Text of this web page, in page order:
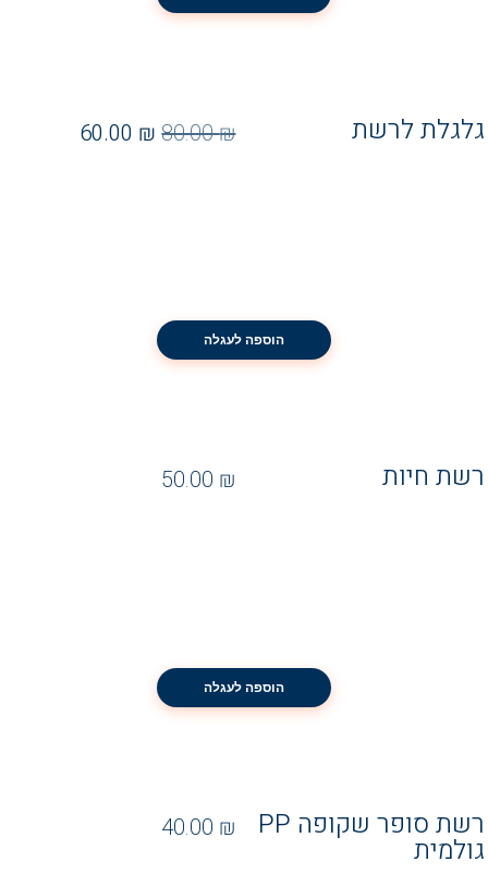
גלגלת לרשת 80.00₪
60.00 ₪
הוספה לעגלה
רשת חיות 50.00 ₪
הוספה לעגלה
רשת סופר שקופה PP
גולמית
40.00 ₪